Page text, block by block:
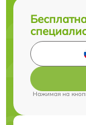
Нажимая на